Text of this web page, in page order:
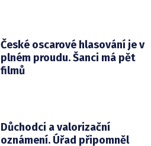
České oscarové hlasování je v
plném proudu. Šanci má pět
filmů
Důchodci a valorizační
oznámení. Úřad připomněl